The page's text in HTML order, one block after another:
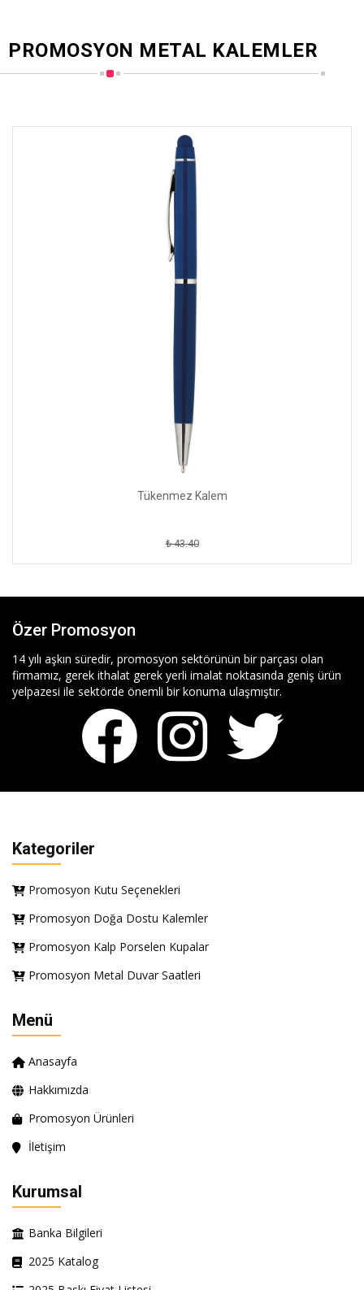
PROMOSYON METAL KALEMLER
Tükenmez Kalem
₺ 43.40
Özer Promosyon
14 yılı aşkın süredir, promosyon sektörünün bir parçası olan
firmamız, gerek ithalat gerek yerli imalat noktasında geniş ürün
yelpazesi ile sektörde önemli bir konuma ulaşmıştır.
Kategoriler
Promosyon Kutu Seçenekleri
Promosyon Doğa Dostu Kalemler
Promosyon Kalp Porselen Kupalar
Promosyon Metal Duvar Saatleri
Menü
Anasayfa
Hakkımızda
Promosyon Ürünleri
İletişim
Kurumsal
Banka Bilgileri
2025 Katalog